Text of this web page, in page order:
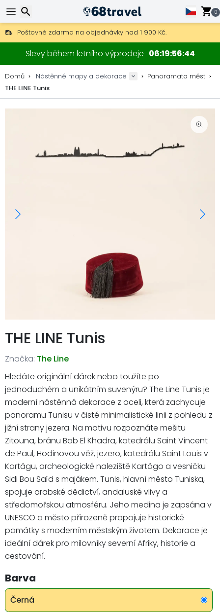
0
Poštovné zdarma na objednávky nad 1 900 Kč.
30 dní na vrácení, 90 dní na dřevěné mapy a dekorace.
Originální výrobce map a dekorací.
Slevy během letního výprodeje 06 19 56 43
Domů Nástěnné mapy a dekorace
Panoramata měst
THE LINE Tunis
THE LINE Tunis
Značka: The Line
Hledáte originální dárek nebo toužíte po
jednoduchém a unikátním suvenýru? The Line Tunis je
moderní nástěnná dekorace z oceli, která zachycuje
panoramu Tunisu v čisté minimalistické linii z pohledu z
jižní strany jezera. Na motivu rozpoznáte mešitu
Zitouna, bránu Bab El Khadra, katedrálu Saint Vincent
de Paul, Hodinovou věž, jezero, katedrálu Saint Louis v
Kartágu, archeologické naleziště Kartágo a vesničku
Sidi Bou Saïd s majákem. Tunis, hlavní město Tuniska,
spojuje arabské dědictví, andaluské vlivy a
středomořskou atmosféru. Jeho medina je zapsána v
UNESCO a město přirozeně propojuje historické
památky s moderním městským životem. Dekorace je
ideální dárek pro milovníky severní Afriky, historie a
cestování.
Barva
Černá
Hledat
Hledat